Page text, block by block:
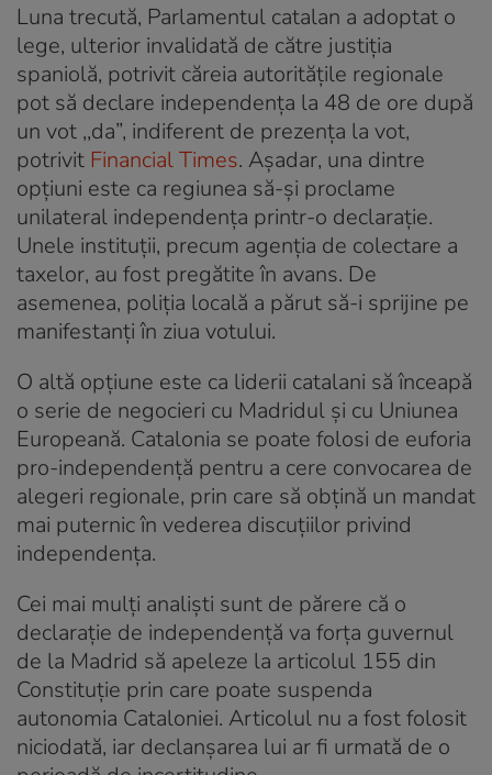
Luna trecută, Parlamentul catalan a adoptat o
lege, ulterior invalidată de către justiția
spaniolă, potrivit căreia autoritățile regionale
pot să declare independența la 48 de ore după
un vot ,,da”, indiferent de prezența la vot,
potrivit Financial Times. Așadar, una dintre
opțiuni este ca regiunea să-și proclame
unilateral independența printr-o declarație.
Unele instituții, precum agenția de colectare a
taxelor, au fost pregătite în avans. De
asemenea, poliția locală a părut să-i sprijine pe
manifestanți în ziua votului.
O altă opțiune este ca liderii catalani să înceapă
o serie de negocieri cu Madridul și cu Uniunea
Europeană. Catalonia se poate folosi de euforia
pro-independență pentru a cere convocarea de
alegeri regionale, prin care să obțină un mandat
mai puternic în vederea discuțiilor privind
independența.
Cei mai mulți analiști sunt de părere că o
declarație de independență va forța guvernul
de la Madrid să apeleze la articolul 155 din
Constituție prin care poate suspenda
autonomia Cataloniei. Articolul nu a fost folosit
niciodată, iar declanșarea lui ar fi urmată de o